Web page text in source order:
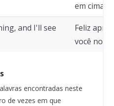
em cima.
and I'll see
Feliz
você no
encontradas neste
de vezes em que